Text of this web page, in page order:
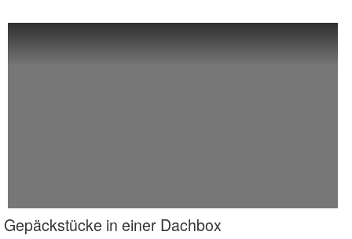
Gepäckstücke in einer Dachbox